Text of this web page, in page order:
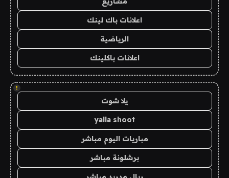
اعلانات باك لينك
الرياضية
اعلانات باكلينك
!
يلا شوت
yalla shoot
مباريات اليوم مباشر
برشلونة مباشر